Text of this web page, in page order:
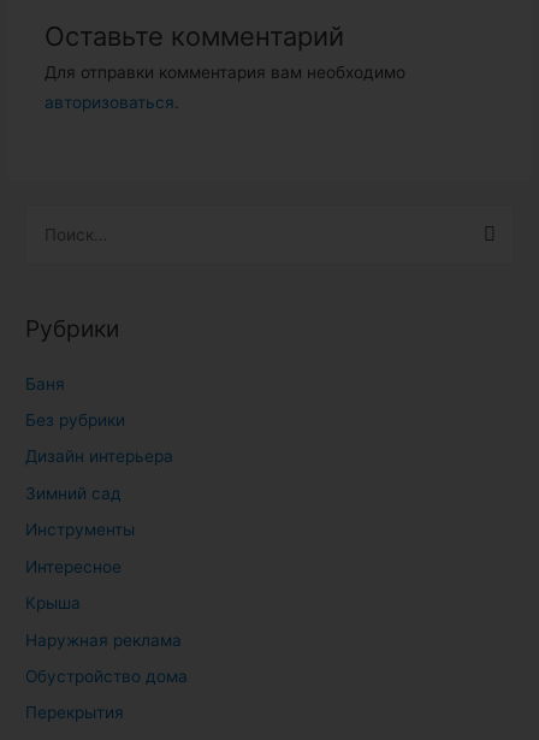
Оставьте комментарий
Для отправки комментария вам необходимо
авторизоваться.
т
:
Рубрики
Баня
Без рубрики
Дизайн интерьера
Зимний сад
Инструменты
Интересное
Крыша
Наружная реклама
Обустройство дома
Перекрытия